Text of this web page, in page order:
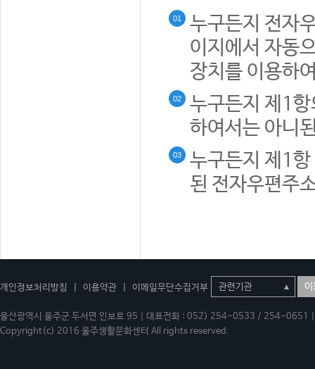
01
누구든지 전자
이지에서 자동
장치를 이용하
02
누구든지 제1
하여서는 아니
03
누구든지 제1
된 전자우편주
개인정보처리방침 이용약관 이메일무단수집거부 이
울산광역시 울주군 두서면 인보로 95 | 대표전화 : 052) 254-0533 / 254-
Copyright(c) 2016 울주생활문화센터 All rights reserved.